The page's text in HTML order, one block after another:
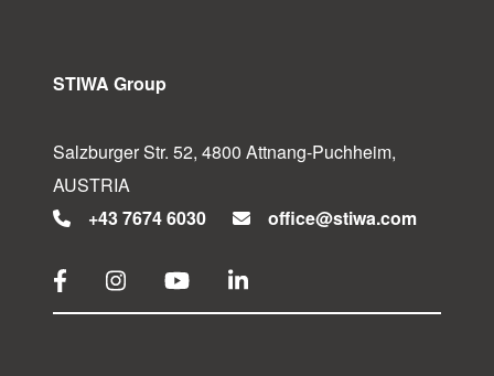
STIWA Group
Salzburger Str. 52, 4800 Attnang-Puchheim,
AUSTRIA
+43 7674 6030
office@stiwa.com